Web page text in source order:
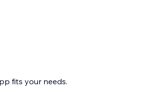
fits your needs.